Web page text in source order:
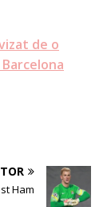
de o
Ham